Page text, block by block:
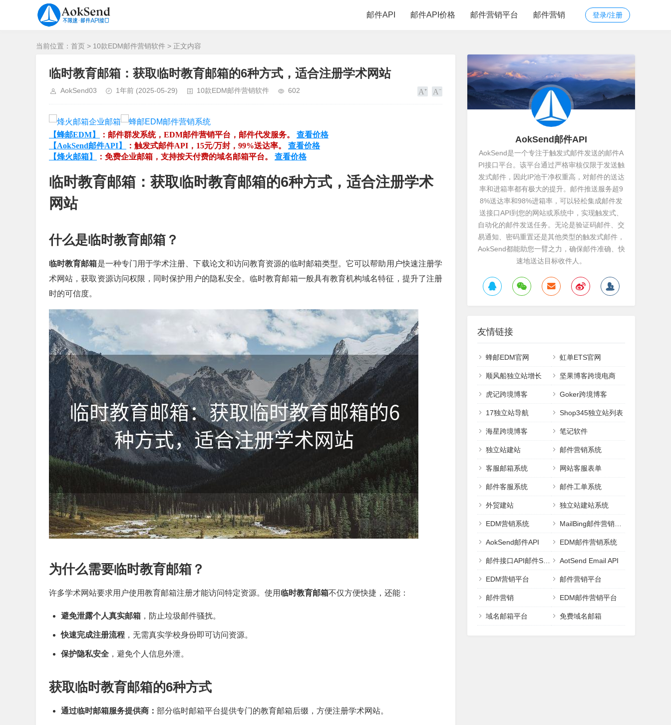
登录/注册
邮件API 邮件API价格 邮件营销平台 邮件营销
当前位置： 首页 > 10款EDM邮件营销软件 > 正文内容
临时教育邮箱：获取临时教育邮箱的6种方式，适合注册学术网站
AokSend03 1年前 (2025-05-29) 10款EDM邮件营销软件 602
【蜂邮EDM】 ：邮件群发系统，EDM邮件营销平台，邮件代发服务。 查看价格
【AokSend邮件API】
：触发式邮件API，15元/万封，99%送达率。 查看价格
【烽火邮箱】
：免费企业邮箱，支持按天付费的域名邮箱平台。 查看价格
临时教育邮箱：获取临时教育邮箱的6种方式，适合注册学术
网站
什么是临时教育邮箱？
临时教育邮箱是一种专门用于学术注册、下载论文和访问教育资源的临时邮箱类型。它可以帮助用户快速注册学
术网站，获取资源访问权限，同时保护用户的隐私安全。临时教育邮箱一般具有教育机构域名特征，提升了注册
时的可信度。
为什么需要临时教育邮箱？
许多学术网站要求用户使用教育邮箱注册才能访问特定资源。使用 临时教育邮箱不仅方便快捷，还能：
避免泄露个人真实邮箱 ，防止垃圾邮件骚扰。
快速完成注册流程 ，无需真实学校身份即可访问资源。
保护隐私安全 ，避免个人信息外泄。
获取临时教育邮箱的6种方式
通过临时邮箱服务提供商： 部分临时邮箱平台提供专门的教育邮箱后缀，方便注册学术网站。
AokSend邮件API
AokSend是一个专注于触发式邮件发送的邮件A
PI接口平台。该平台通过严格审核仅限于发送触
发式邮件，因此IP池干净权重高，对邮件的送达
率和进箱率都有极大的提升。邮件推送服务超9
8%送达率和98%进箱率，可以轻松集成邮件发
送接口API到您的网站或系统中，实现触发式、
自动化的邮件发送任务。无论是验证码邮件、交
易通知、密码重置还是其他类型的触发式邮件，
AokSend都能助您一臂之力，确保邮件准确、快
速地送达目标收件人。
友情链接
蜂邮EDM官网 虹单ETS官网
顺风船独立站增长 坚果博客跨境电商
虎记跨境博客 Goker跨境博客
17独立站导航 Shop345独立站列表
海星跨境博客 笔记软件
独立站建站 邮件营销系统
客服邮箱系统 网站客服表单
邮件客服系统 邮件工单系统
外贸建站 独立站建站系统
EDM营销系统 MailBing邮件营销平台
AokSend邮件API EDM邮件营销系统
邮件接口API邮件SMTP AotSend Email API
EDM营销平台 邮件营销平台
邮件营销 EDM邮件营销平台
域名邮箱平台 免费域名邮箱